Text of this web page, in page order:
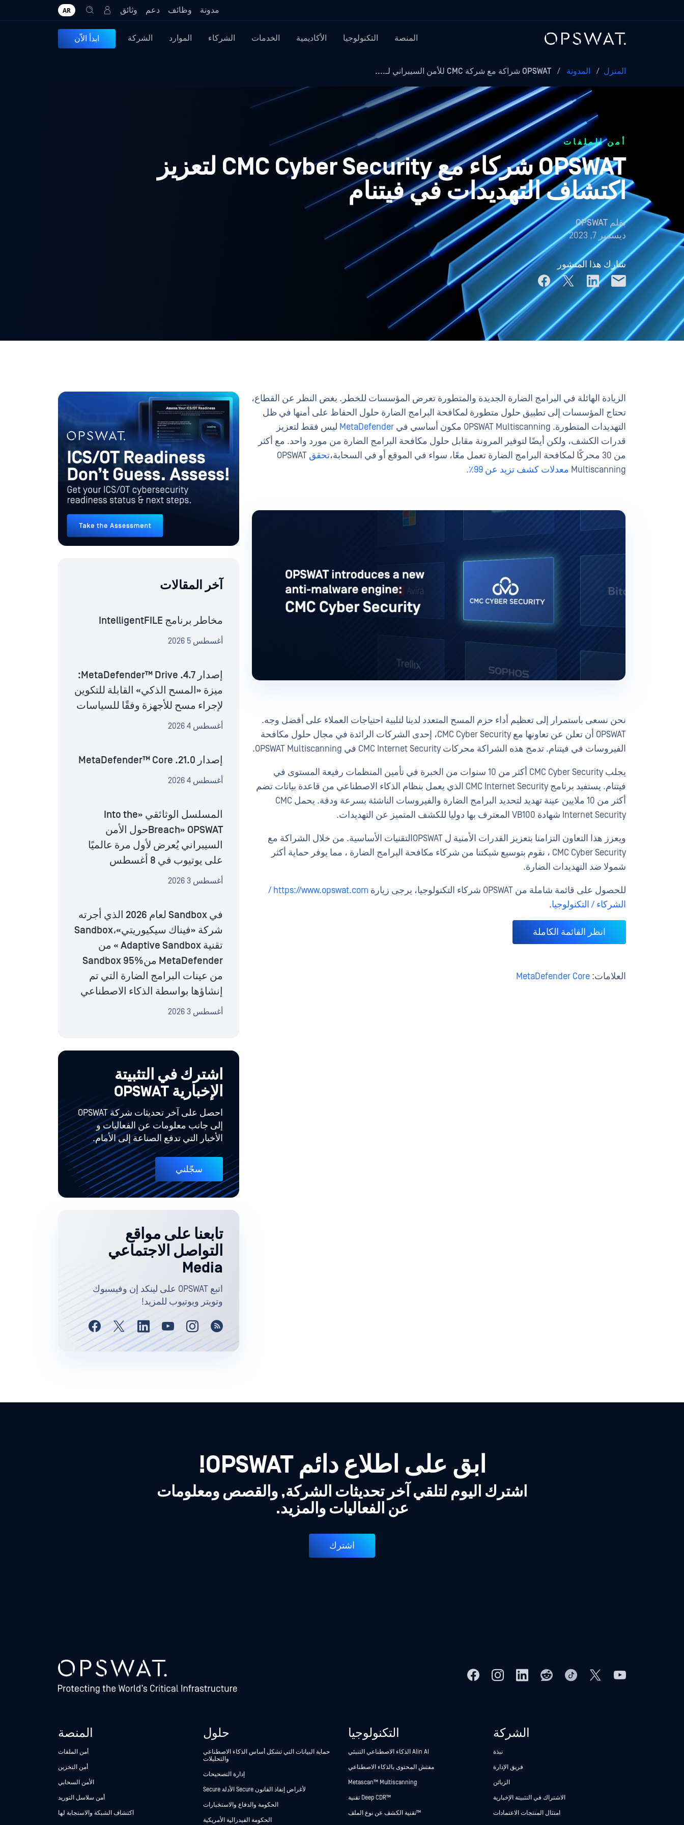
مدونة وظائف دعم وثائق AR
المنصة التكنولوجيا الأكاديمية الخدمات الشركاء الموارد الشركة ابدأ الاّن
المنزل / المدونة / OPSWAT شراكة مع شركة CMC للأمن السيبراني لـ....
أمن الملفات
OPSWAT شركاء مع CMC Cyber Security لتعزيز
اكتشاف التهديدات في فيتنام
بقلم OPSWAT
ديسمبر 7, 2023
شارك هذا المنشور
الزيادة الهائلة في البرامج الضارة الجديدة والمتطورة تعرض المؤسسات للخطر. بغض النظر عن القطاع،
تحتاج المؤسسات إلى تطبيق حلول متطورة لمكافحة البرامج الضارة حلول الحفاظ على أمنها في ظل
التهديدات المتطورة. OPSWAT Multiscanning مكون أساسي في
MetaDefender ليس فقط لتعزيز
قدرات الكشف، ولكن أيضًا لتوفير المرونة مقابل حلول مكافحة البرامج الضارة من مورد واحد. مع أكثر
من 30 محركًا لمكافحة البرامج الضارة تعمل معًا، سواء في الموقع أو في السحابة،
تحقق OPSWAT
Multiscanning معدلات كشف تزيد عن 99٪.
نحن نسعى باستمرار إلى تعظيم أداء حزم المسح المتعدد لدينا لتلبية احتياجات العملاء على أفضل وجه.
OPSWAT أن تعلن عن تعاونها مع CMC Cyber Security، إحدى الشركات الرائدة في مجال حلول مكافحة
الفيروسات في فيتنام. تدمج هذه الشراكة محركات CMC Internet Security في OPSWAT Multiscanning.
يجلب CMC Cyber Security أكثر من 10 سنوات من الخبرة في تأمين المنظمات رفيعة المستوى في
فيتنام. يستفيد برنامج CMC Internet Security الذي يعمل بنظام الذكاء الاصطناعي من قاعدة بيانات تضم
أكثر من 10 ملايين عينة تهديد لتحديد البرامج الضارة والفيروسات الناشئة بسرعة ودقة. يحمل CMC
Internet Security شهادة VB100 المعترف بها دوليا للكشف المتميز عن التهديدات.
ويعزز هذا التعاون التزامنا بتعزيز القدرات الأمنية ل OPSWATالتقنيات الأساسية. من خلال الشراكة مع
CMC Cyber Security ، نقوم بتوسيع شبكتنا من شركاء مكافحة البرامج الضارة ، مما يوفر حماية أكثر
شمولا ضد التهديدات الضارة.
للحصول على قائمة شاملة من OPSWAT شركاء التكنولوجيا، يرجى زيارة
https://www.opswat.com /
الشركاء / التكنولوجيا.
انظر القائمة الكاملة
العلامات: MetaDefender Core
آخر المقالات
مخاطر برنامج IntelligentFILE
أغسطس 5 2026
إصدار MetaDefender™ Drive .4.7:
ميزة «المسح الذكي» القابلة للتكوين
لإجراء مسح للأجهزة وفقًا للسياسات
أغسطس 4 2026
إصدار MetaDefender™ Core .21.0
أغسطس 4 2026
المسلسل الوثائقي «Into the
Breach» OPSWATحول الأمن
السيبراني يُعرض لأول مرة عالميًا
على يوتيوب في 8 أغسطس
أغسطس 3 2026
في Sandbox لعام 2026 الذي أجرته
شركة «فيناك سيكيوريتي»،Sandbox
تقنية Adaptive Sandbox » من
MetaDefender منSandbox 95%
من عينات البرامج الضارة التي تم
إنشاؤها بواسطة الذكاء الاصطناعي
أغسطس 3 2026
اشترك في التثبيتة
الإخبارية OPSWAT
احصل على آخر تحديثات شركة OPSWAT
إلى جانب معلومات عن الفعاليات و
الأخبار التي تدفع الصناعة إلى الأمام.
سجّلني
تابعنا على مواقع
التواصل الاجتماعي
Media
اتبع OPSWAT على لينكد إن وفيسبوك
وتويتر ويوتيوب للمزيد!
ابق على اطلاع دائم OPSWAT!
اشترك اليوم لتلقي آخر تحديثات الشركة, والقصص ومعلومات
عن الفعاليات والمزيد.
اشترك
المنصة
أمن الملفات
أمن التخزين
الأمن السحابي
أمن سلاسل التوريد
اكتشاف الشبكة والاستجابة لها
حلول
حماية البيانات التي تشكل أساس الذكاء الاصطناعي
والتحليلات
إدارة التصحيحات
Secure الأدلة Secure لأغراض إنفاذ القانون
الحكومة والدفاع والاستخبارات
الحكومة الفيدرالية الأمريكية
التكنولوجيا
الذكاء الاصطناعي التنبئي Alin AI
مفتش المحتوى بالذكاء الاصطناعي
Metascan™ Multiscanning
تقنية Deep CDR™
تقنية الكشف عن نوع الملف™
الشركة
نبذة
فريق الإدارة
الزبائن
الاشتراك في التثبيتة الإخبارية
امتثال المنتجات الاعتمادات